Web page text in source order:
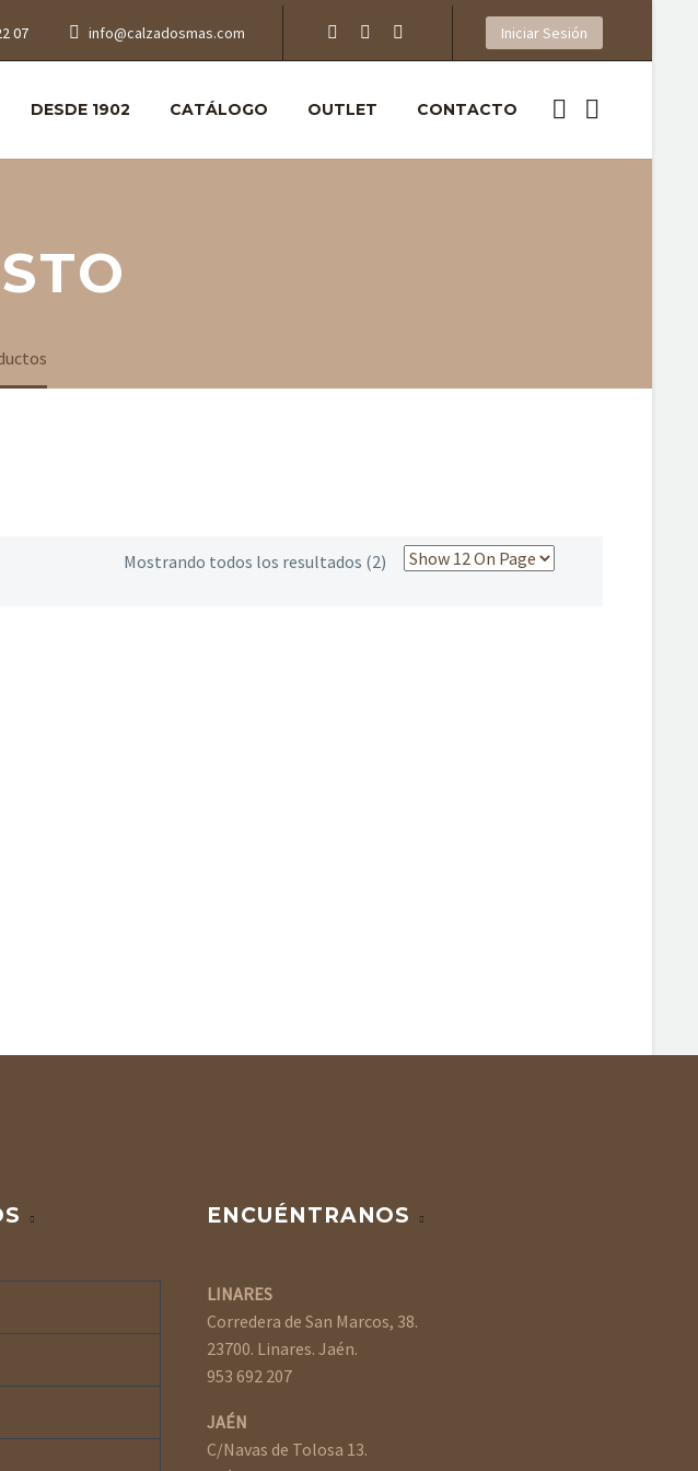
07 info@calzadosmas.com Iniciar Sesión
DESDE 1902 CATÁLOGO OUTLET CONTACTO
Mostrando todos los resultados (2)
ENCUÉNTRANOS
LINARES
Corredera de San Marcos, 38.
23700. Linares. Jaén.
953 692 207
JAÉN
C/Navas de Tolosa 13.